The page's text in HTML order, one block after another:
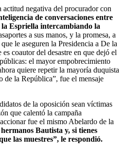
actitud negativa del procurador con
de conversaciones entre
Espriella intercambiando la
a sus manos, y la promesa, a
le aseguren la Presidencia a De la
coautor del desastre en que dejó el
el mayor empobrecimiento
quiere repetir la mayoría duquista
de la República”, fue el mensaje
de la oposición sean víctimas
que calentó la campaña
fue el mismo Abelardo de la
Bautista y, si tienes
las muestres”, le respondió.